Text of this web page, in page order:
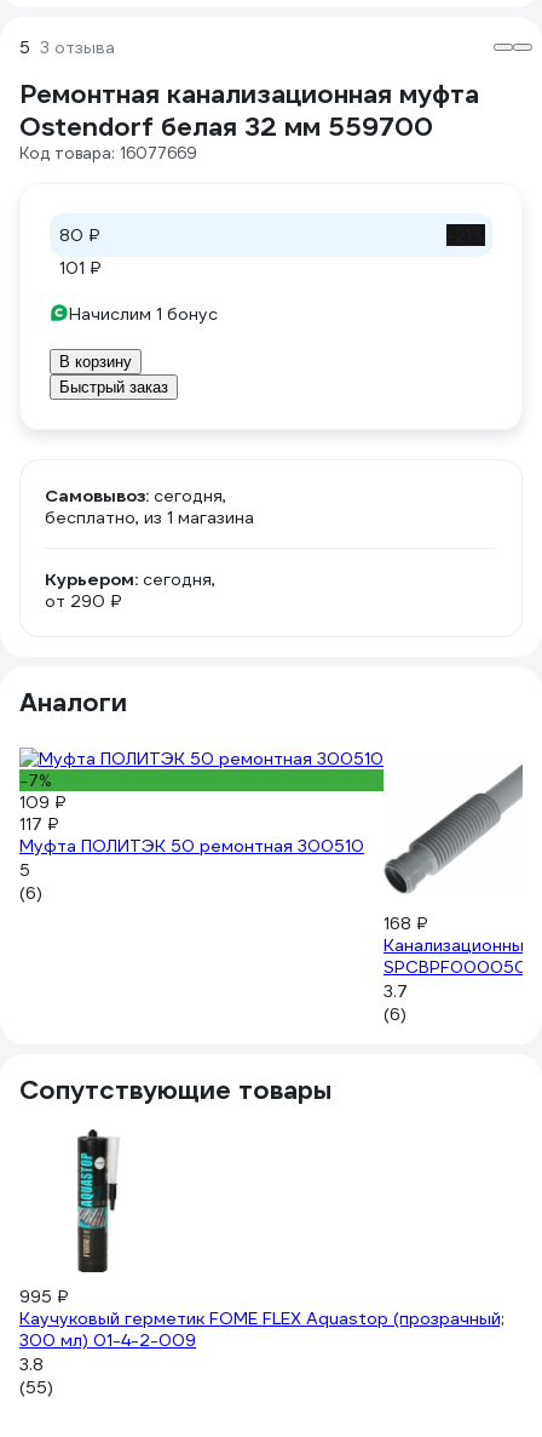
5 3 отзыва
Ремонтная канализационная муфта
Ostendorf белая 32 мм 559700
Код товара: 16077669
80 ₽
101 ₽
Начислим 1 бонус
В корзину
Быстрый заказ
Самовывоз: сегодня,
бесплатно, из 1 магазина
Курьером: сегодня,
от 290 ₽
Аналоги
-7%
109 ₽
117 ₽
Муфта ПОЛИТЭК 50 ремонтная 300510
5
(6)
168 ₽
Канализационный
SPCBPF000050
3.7
(6)
Сопутствующие товары
995 ₽
Каучуковый герметик FOME FLEX Aquastop (прозрачный;
300 мл) 01-4-2-009
3.8
(55)